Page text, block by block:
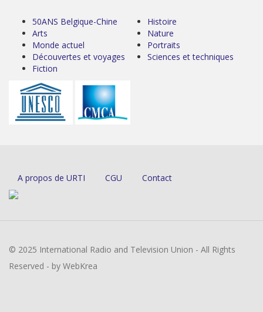
50ANS Belgique-Chine
Arts
Monde actuel
Découvertes et voyages
Fiction
Histoire
Nature
Portraits
Sciences et techniques
A propos de URTI CGU Contact
© 2025 International Radio and Television Union - All Rights
Reserved - by WebKrea